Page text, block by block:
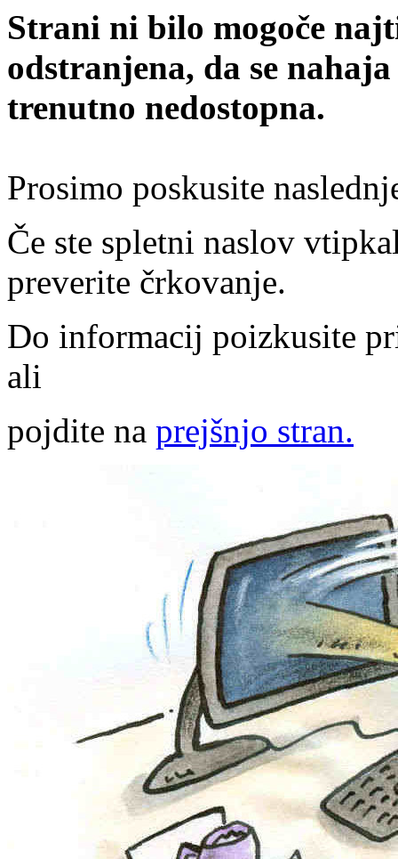
Strani ni bilo mogoče
odstranjena, da se
trenutno nedostopna.
Prosimo poskusite
Če ste spletni naslov
preverite črkovanje.
Do informacij poizkusite
ali
pojdite na prejšnjo stran.